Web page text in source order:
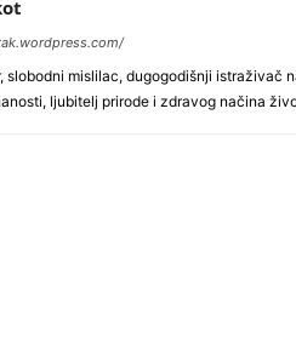
slobodni mislilac, dugogodišnji istraživač
ljubitelj prirode i zdravog načina